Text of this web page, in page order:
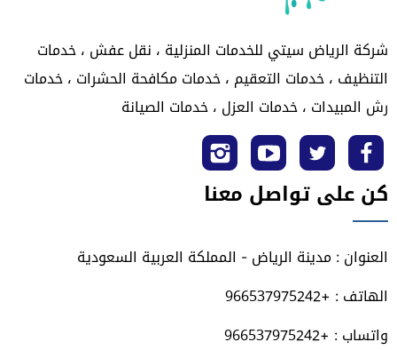
شركة الرياض سيتي للخدمات المنزلية ، نقل عفش ، خدمات
التنظيف ، خدمات التعقيم ، خدمات مكافحة الحشرات ، خدمات
رش المبيدات ، خدمات العزل ، خدمات الصيانة
تابعنا
على
فيسبوك
تابعنا
على
تويتر
تابعنا
على
يوتيوب
تابعنا
على
انستجرام
كن على تواصل معنا
العنوان : مدينة الرياض - المملكة العربية السعودية
الهاتف : +966537975242
واتساب : +966537975242